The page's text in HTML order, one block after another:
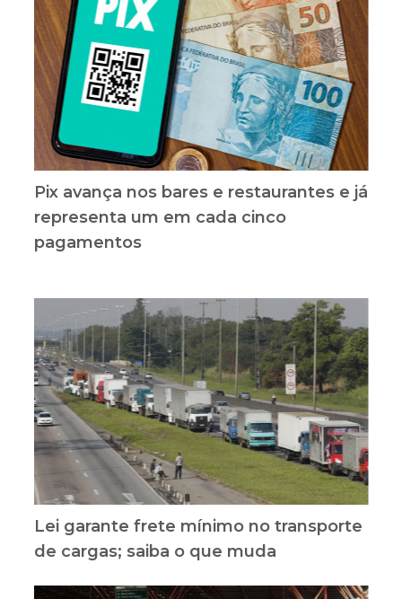
Pix avança nos bares e restaurantes e já
representa um em cada cinco
pagamentos
Lei garante frete mínimo no transporte
de cargas; saiba o que muda